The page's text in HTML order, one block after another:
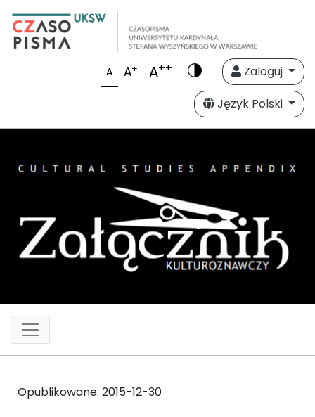
A A+ A++
Zaloguj
Język Polski
Opublikowane: 2015-12-30